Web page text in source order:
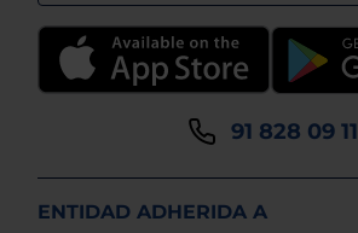
91 828 09 11
ENTIDAD ADHERIDA A